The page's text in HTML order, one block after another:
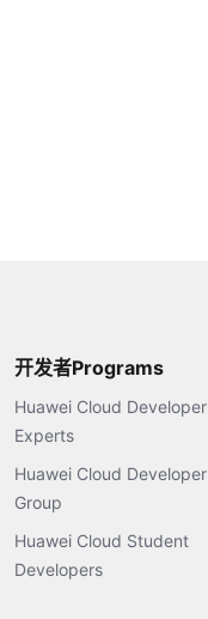
开发者Programs
Huawei Cloud Developer
Experts
Huawei Cloud Developer
Group
Huawei Cloud Student
Developers